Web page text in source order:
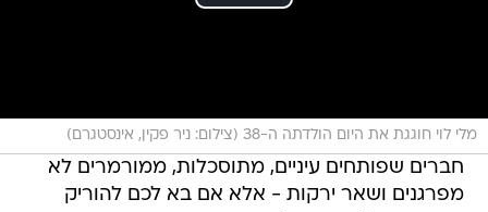
מלי לוי חוגגת את היום הולדתה ה-38 (צילום: ניר פקין, אינסטגרם)
חברים שפותחים עיניים, מתוסכלות, ממורמרים לא
מפרגנים ושאר ירקות - אלא אם בא לכם להוריק